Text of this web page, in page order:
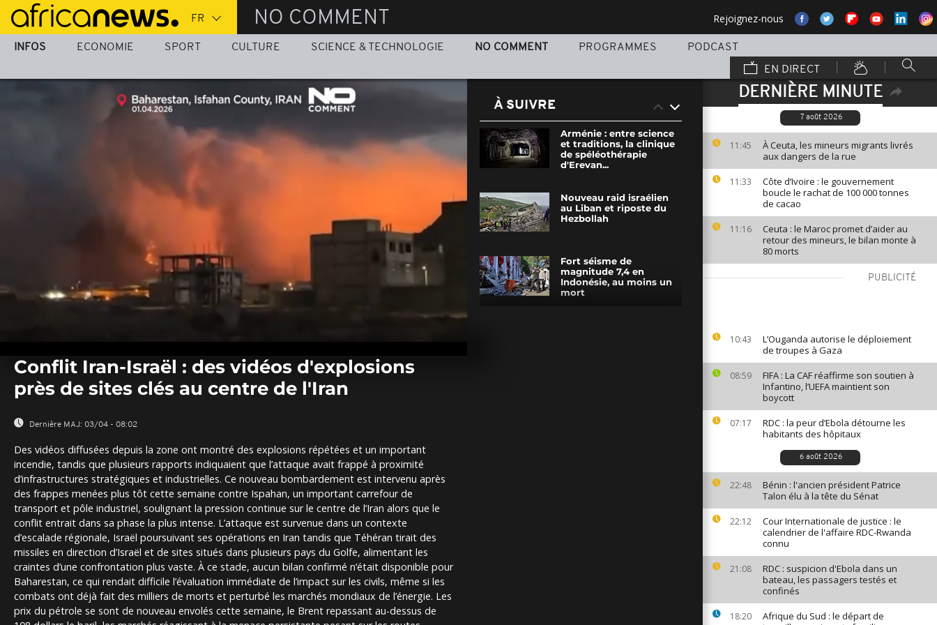
Passer
au
contenu
NO COMMENT Rejoignez-nous
INFOS ECONOMIE SPORT CULTURE SCIENCE & TECHNOLOGIE NO COMMENT PROGRAMMES
PODCAST
EN DIRECT
DERNIÈRE MINUTE
7 août 2026
11:45
À Ceuta, les mineurs migrants livrés
aux dangers de la rue
11:33
Côte d’Ivoire : le gouvernement
boucle le rachat de 100 000 tonnes
de cacao
11:16
Ceuta : le Maroc promet d’aider au
retour des mineurs, le bilan monte à
80 morts
PUBLICITÉ
10:43
L’Ouganda autorise le déploiement
de troupes à Gaza
08:59
FIFA : La CAF réaffirme son soutien à
Infantino, l’UEFA maintient son
boycott
07:17
RDC : la peur d’Ebola détourne les
habitants des hôpitaux
6 août 2026
22:48
Bénin : l'ancien président Patrice
Talon élu à la tête du Sénat
22:12
Cour Internationale de justice : le
calendrier de l'affaire RDC-Rwanda
connu
21:08
RDC : suspicion d'Ebola dans un
bateau, les passagers testés et
confinés
18:20
Afrique du Sud : le départ de
seconds
secondsVolume
0%
Conflit Iran-Israël : des vidéos d'explosions
près de sites clés au centre de l'Iran
Dernière MAJ: 03/04 - 08:02
Des vidéos diffusées depuis la zone ont montré des explosions répétées et un important
incendie, tandis que plusieurs rapports indiquaient que l’attaque avait frappé à proximité
d’infrastructures stratégiques et industrielles. Ce nouveau bombardement est intervenu après
des frappes menées plus tôt cette semaine contre Ispahan, un important carrefour de
transport et pôle industriel, soulignant la pression continue sur le centre de l’Iran alors que le
conflit entrait dans sa phase la plus intense. L’attaque est survenue dans un contexte
d’escalade régionale, Israël poursuivant ses opérations en Iran tandis que Téhéran tirait des
missiles en direction d’Israël et de sites situés dans plusieurs pays du Golfe, alimentant les
craintes d’une confrontation plus vaste. À ce stade, aucun bilan confirmé n’était disponible pour
Baharestan, ce qui rendait difficile l’évaluation immédiate de l’impact sur les civils, même si les
combats ont déjà fait des milliers de morts et perturbé les marchés mondiaux de l’énergie. Les
prix du pétrole se sont de nouveau envolés cette semaine, le Brent repassant au-dessus de
À SUIVRE
Arménie : entre science
et traditions, la clinique
de spéléothérapie
d'Erevan...
Nouveau raid israélien
au Liban et riposte du
Hezbollah
Fort séisme de
magnitude 7,4 en
Indonésie, au moins un
mort